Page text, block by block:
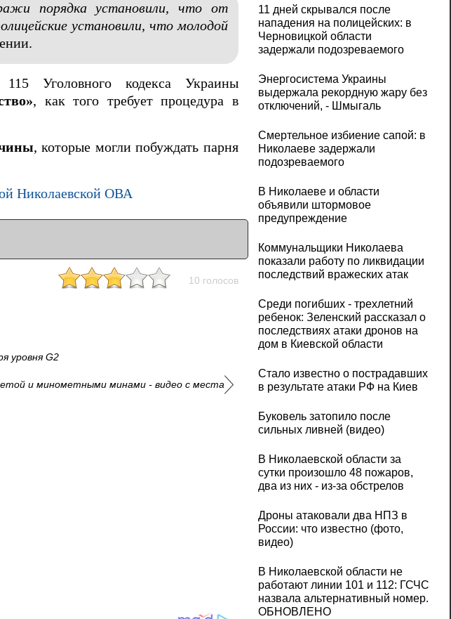
порядка установили, что от
установили, что молодой
Уголовного кодекса Украины
, как того требует процедура в
, которые могли побуждать парня
Николаевской ОВА
10 голосов
уровня G2
и минометными минами - видео с места
11 дней скрывался после
нападения на полицейских: в
Черновицкой области
задержали подозреваемого
Энергосистема Украины
выдержала рекордную жару без
отключений, - Шмыгаль
Смертельное избиение сапой: в
Николаеве задержали
подозреваемого
В Николаеве и области
объявили штормовое
предупреждение
Коммунальщики Николаева
показали работу по ликвидации
последствий вражеских атак
Среди погибших - трехлетний
ребенок: Зеленский рассказал о
последствиях атаки дронов на
дом в Киевской области
Стало известно о пострадавших
в результате атаки РФ на Киев
Буковель затопило после
сильных ливней (видео)
В Николаевской области за
сутки произошло 48 пожаров,
два из них - из-за обстрелов
Дроны атаковали два НПЗ в
России: что известно (фото,
видео)
В Николаевской области не
работают линии 101 и 112: ГСЧС
назвала альтернативный номер.
ОБНОВЛЕНО